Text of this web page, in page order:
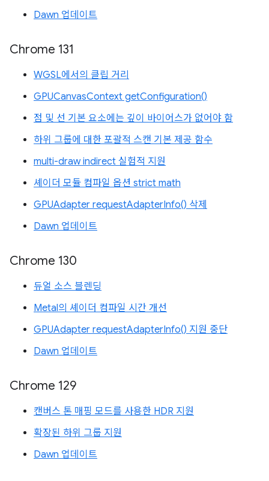
Dawn 업데이트
Chrome 131
WGSL에서의 클립 거리
GPUCanvasContext getConfiguration()
점 및 선 기본 요소에는 깊이 바이어스가 없어야 함
하위 그룹에 대한 포괄적 스캔 기본 제공 함수
multi-draw indirect 실험적 지원
셰이더 모듈 컴파일 옵션 strict math
GPUAdapter requestAdapterInfo() 삭제
Dawn 업데이트
Chrome 130
듀얼 소스 블렌딩
Metal의 셰이더 컴파일 시간 개선
GPUAdapter requestAdapterInfo() 지원 중단
Dawn 업데이트
Chrome 129
캔버스 톤 매핑 모드를 사용한 HDR 지원
확장된 하위 그룹 지원
Dawn 업데이트